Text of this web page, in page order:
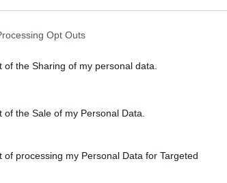
Opt Outs
of the Sharing of my personal data.
of the Sale of my Personal Data.
of processing my Personal Data for Targeted